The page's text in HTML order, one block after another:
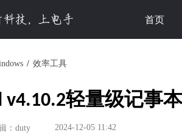
首页
效率工具
v4.10.2轻量级记事本
：duty 2024-12-05 11:42